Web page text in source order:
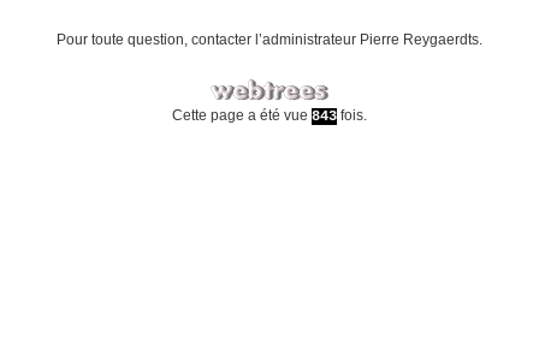
Pour toute question, contacter l’administrateur Pierre Reygaerdts.
Cette page a été vue 843 fois.